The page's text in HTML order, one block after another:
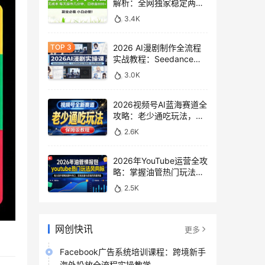
解析：全网独家稳定两年
老项目，助你日赚
500+稿费收益
3.4K
2026 AI漫剧制作全流程
实战教程：Seedance
2.0即梦视频生成与小说
授权教学
3.0K
2026视频号AI蓝海赛道全
攻略：老少通吃玩法，零
基础保姆级副业增收教程
2.6K
2026年YouTube运营全攻
略：掌握油管热门玩法风
向标，实现流量变现双重
突破
2.5K
网创快讯 更多
Facebook广告系统培训课程：跨境新手